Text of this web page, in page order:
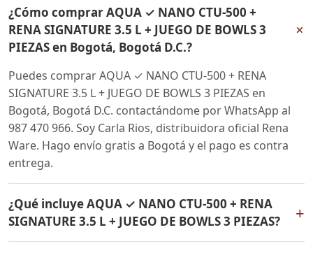
¿Cómo comprar AQUA ✓ NANO CTU-500 +
RENA SIGNATURE 3.5 L + JUEGO DE BOWLS 3
PIEZAS en Bogotá, Bogotá D.C.?
+
Puedes comprar AQUA ✓ NANO CTU-500 + RENA
SIGNATURE 3.5 L + JUEGO DE BOWLS 3 PIEZAS en
Bogotá, Bogotá D.C. contactándome por WhatsApp al
987 470 966. Soy Carla Rios, distribuidora oficial Rena
Ware. Hago envío gratis a Bogotá y el pago es contra
entrega.
¿Qué incluye AQUA ✓ NANO CTU-500 + RENA
SIGNATURE 3.5 L + JUEGO DE BOWLS 3 PIEZAS?
+